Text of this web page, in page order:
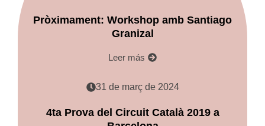
Pròximament: Workshop amb Santiago
Granizal
Leer más
31 de març de 2024
4ta Prova del Circuit Català 2019 a